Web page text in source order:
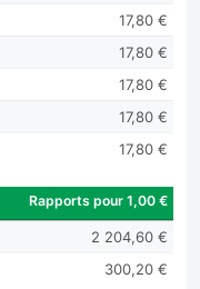
17,80 €
17,80 €
17,80 €
17,80 €
17,80 €
Rapports pour 1,00 €
2 204,60 €
300,20 €